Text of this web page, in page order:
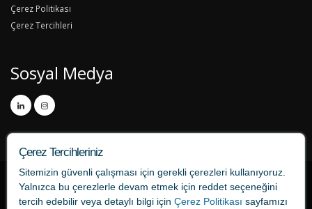
Çerez Politikası
Çerez Tercihleri
Sosyal Medya
Çerez Tercihleriniz
Sitemizin güvenli çalışması için gerekli çerezleri kullanıyoruz.
Yalnızca bu çerezlerle devam etmek için reddet seçeneğini
tercih edebilir veya detaylı bilgi için Çerez Politikası sayfamızı